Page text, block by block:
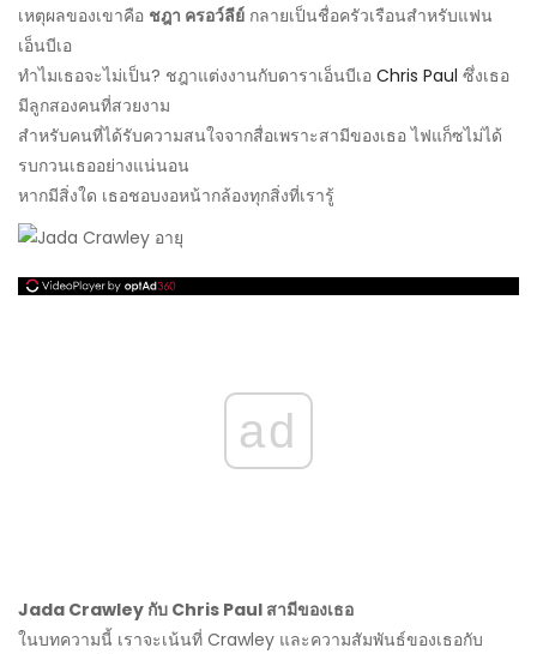
เหตุผลของเขาคือ ชฎา ครอว์ลีย์ กลายเป็นชื่อครัวเรือนสำหรับแฟน
เอ็นบีเอ
ทำไมเธอจะไม่เป็น? ชฎาแต่งงานกับดาราเอ็นบีเอ Chris Paul ซึ่งเธอ
มีลูกสองคนที่สวยงาม
สำหรับคนที่ได้รับความสนใจจากสื่อเพราะสามีของเธอ ไฟแก็ซไม่ได้
รบกวนเธออย่างแน่นอน
หากมีสิ่งใด เธอชอบงอหน้ากล้องทุกสิ่งที่เรารู้
ad
Jada Crawley กับ Chris Paul สามีของเธอ
ในบทความนี้ เราจะเน้นที่ Crawley และความสัมพันธ์ของเธอกับ